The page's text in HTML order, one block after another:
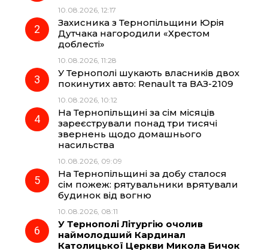
o
o
g
a
m
p
10.08.2026, 12:17
Захисника з Тернопільщини Юрія
Дутчака нагородили «Хрестом
доблесті»
10.08.2026, 11:28
У Тернополі шукають власників двох
покинутих авто: Renault та ВАЗ-2109
10.08.2026, 10:12
На Тернопільщині за сім місяців
зареєстрували понад три тисячі
звернень щодо домашнього
насильства
10.08.2026, 09:09
На Тернопільщині за добу сталося
сім пожеж: рятувальники врятували
будинок від вогню
10.08.2026, 08:11
У Тернополі Літургію очолив
наймолодший Кардинал
Католицької Церкви Микола Бичок